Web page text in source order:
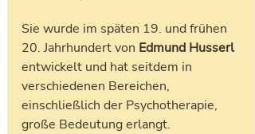
Sie wurde im späten 19. und frühen
20. Jahrhundert von Edmund Husserl
entwickelt und hat seitdem in
verschiedenen Bereichen,
einschließlich der Psychotherapie,
große Bedeutung erlangt.